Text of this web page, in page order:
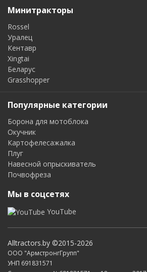
Минитракторы
Rossel
Уралец
Кентавр
Xingtai
Беларус
Grasshopper
Популярные категории
Борона для мотоблока
Окучник
Картофелесажалка
Плуг
Навесной опрыскиватель
Почвофреза
Мы в соцсетях
YouTube
Alltractors.by ©2015-2026
ООО "АрмстронгГрупп"
УНП 691831571